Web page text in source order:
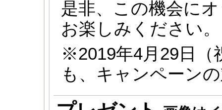
是非、この機会に
お楽しみください。
※2019年4月29日（
も、キャンペーン